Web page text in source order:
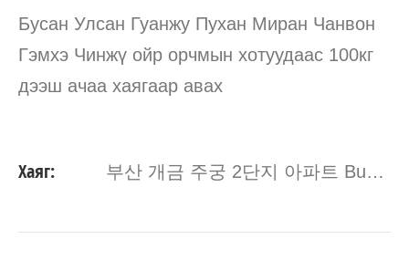
Бусан Улсан Гуанжу Пухан Миран Чанвон
Гэмхэ Чинжү ойр орчмын хотуудаас 100кг
дээш ачаа хаягаар авах
Хаяг: 부산 개금 주궁 2단지 아파트 Busan, South Korea 47171